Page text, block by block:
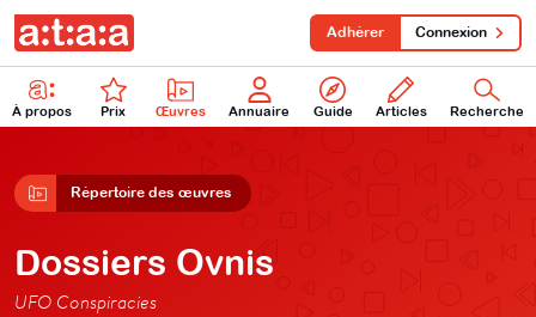
À propos Prix Œuvres Annuaire Guide Articles Recherche
Adhérer Connexion
Répertoire des œuvres
Dossiers Ovnis
UFO Conspiracies